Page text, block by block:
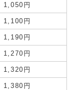
1,050円
1,100円
1,190円
1,270円
1,320円
1,380円